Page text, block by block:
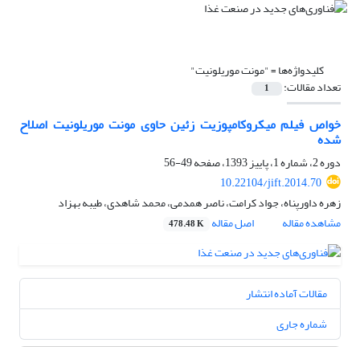
کلیدواژه‌ها ="مونت موریلونیت"
تعداد مقالات: 1
خواص فیلم میکروکامپوزیت زئین حاوی مونت موریلونیت اصلاح
شده
دوره 2، شماره 1، پاییز 1393، صفحه
49-56
10.22104/jift.2014.70
زهره داورپناه، جواد کرامت، ناصر همدمی، محمد شاهدی، طیبه بهزاد
مشاهده مقاله
اصل مقاله 478.48 K
مقالات آماده انتشار
شماره جاری